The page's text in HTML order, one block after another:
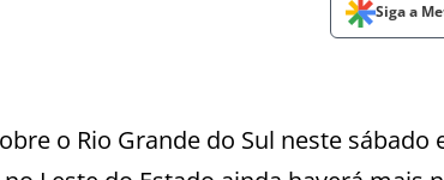
Siga a
o Rio Grande do Sul neste